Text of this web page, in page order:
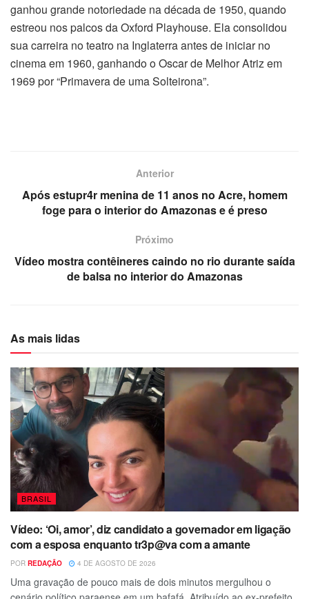
ganhou grande notoriedade na década de 1950, quando
estreou nos palcos da Oxford Playhouse. Ela consolidou
sua carreira no teatro na Inglaterra antes de iniciar no
cinema em 1960, ganhando o Oscar de Melhor Atriz em
1969 por “Primavera de uma Solteirona”.
Anterior
Após estupr4r menina de 11 anos no Acre, homem
foge para o interior do Amazonas e é preso
Próximo
Vídeo mostra contêineres caindo no rio durante saída
de balsa no interior do Amazonas
As mais lidas
BRASIL
Vídeo: ‘Oi, amor’, diz candidato a governador em ligação
com a esposa enquanto tr3p@va com a amante
POR REDAÇÃO 4 DE AGOSTO DE 2026
Uma gravação de pouco mais de dois minutos mergulhou o